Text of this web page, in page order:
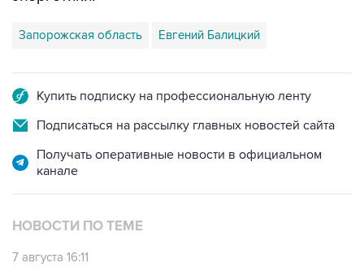
Запорожская область Евгений Балицкий
Купить подписку на профессиональную ленту
Подписаться на рассылку главных новостей сайта
Получать оперативные новости в официальном
канале
НОВОСТИ ПО ТЕМЕ
7 августа 16:11